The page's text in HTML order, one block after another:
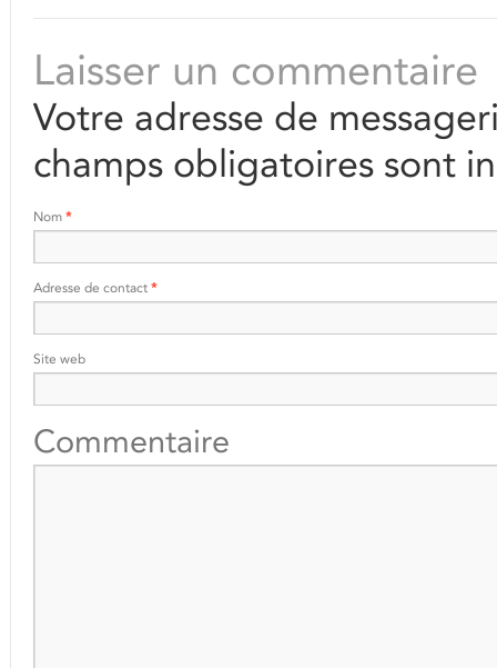
Laisser un commentaire
Votre adresse de
champs obligatoires sont
Nom *
Adresse de contact *
Site web
Commentaire